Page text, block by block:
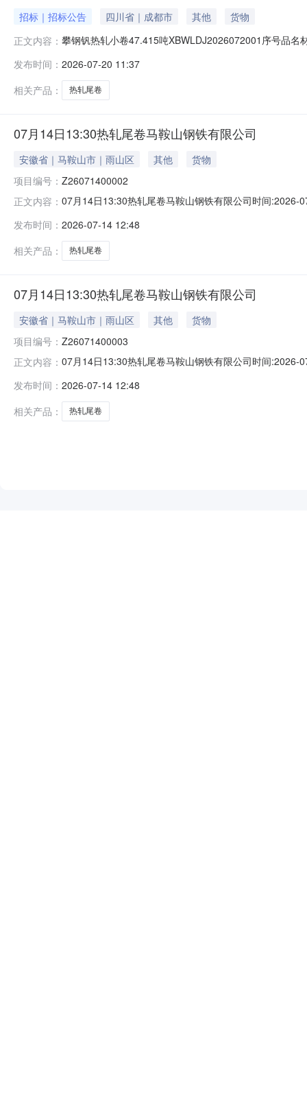
招标｜招标公告 四川省｜成都市 其他
货物
正文内容： 攀钢钒热轧小卷47.415吨XBWLDJ2026072001序号品
卷）Q235B2.3*1250*C攀钢钒1/2.64折边(因非计划产品
发布时间： 2026-07-20 11:37
相关产品：
热轧尾卷
07月14日13:30热轧尾卷马鞍山钢铁有限公司
安徽省｜马鞍山市｜雨山区 其他
货物
项目编号： Z26071400002
正文内容： 07月14日13:30热轧尾卷马鞍山钢铁有限公司时间
保证金：￥500.00元交易保证金：￥500.00元竞价保
发布时间： 2026-07-14 12:48
相关产品：
热轧尾卷
07月14日13:30热轧尾卷马鞍山钢铁有限公司
安徽省｜马鞍山市｜雨山区 其他
货物
项目编号： Z26071400003
正文内容： 07月14日13:30热轧尾卷马鞍山钢铁有限公司时间
保证金：￥500.00元交易保证金：￥500.00元竞价保
发布时间： 2026-07-14 12:48
相关产品：
热轧尾卷